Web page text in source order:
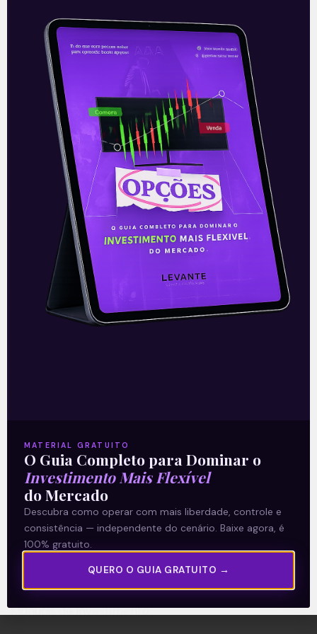
Conectando as criptomoedas
A bandeira de cartões Visa (VISA34)
anunciou na quinta-feira (30) que estava
desenvolvendo um sistema para facilitar
as transações entre criptoativos. O
objetivo do projeto
Leia mais
01/10/2021
Termos e Condições
Política de Privacidade
Explore
Artigos
E Eu Com Isso?
Vídeos no Youtube
Manuais de Investimento
MATERIAL GRATUITO
O Guia Completo para Dominar o
Investimento Mais Flexível
do Mercado
Descubra como operar com mais liberdade, controle e
consistência — independente do cenário. Baixe agora, é
100% gratuito.
QUERO O GUIA GRATUITO →